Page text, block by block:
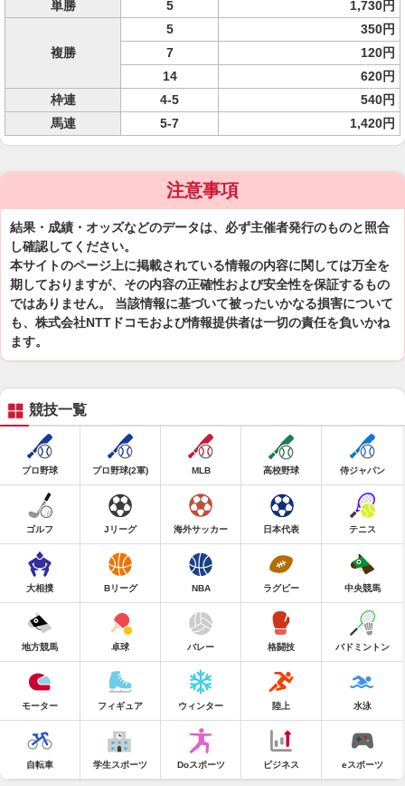
単勝 5 1,730円
複勝
5
350円
7
120円
14
620円
枠連
4-5
540円
馬連
5-7 1,420円
注意事項
結果・成績・オッズなどのデータは、必ず主催者発行のものと照合
し確認してください。
本サイトのページ上に掲載されている情報の内容に関しては万全を
期しておりますが、その内容の正確性および安全性を保証するもの
ではありません。 当該情報に基づいて被ったいかなる損害について
も、株式会社NTTドコモおよび情報提供者は一切の責任を負いかね
ます。
競技一覧
プロ野球 プロ野球(2軍) MLB 高校野球 侍ジャパン
ゴルフ Jリーグ 海外サッカー 日本代表 テニス
大相撲 Bリーグ NBA ラグビー 中央競馬
地方競馬 卓球 バレー 格闘技 バドミントン
モーター フィギュア ウィンター 陸上 水泳
自転車 学生スポーツ Doスポーツ ビジネス eスポーツ